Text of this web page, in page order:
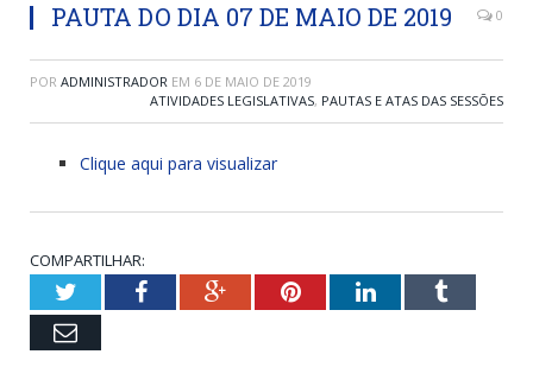
PAUTA DO DIA 07 DE MAIO DE 2019 0
POR ADMINISTRADOR EM 6 DE MAIO DE 2019
ATIVIDADES LEGISLATIVAS, PAUTAS E ATAS DAS SESSÕES
Clique aqui para visualizar
COMPARTILHAR:
TwitterFacebookGoogle+PinterestLinkedInTumblr
Email